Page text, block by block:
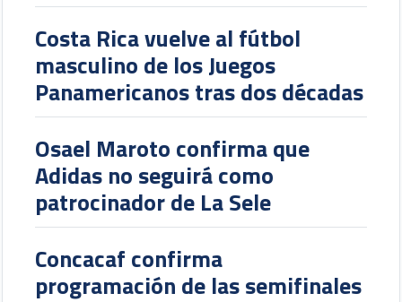
Costa Rica vuelve al fútbol
masculino de los Juegos
Panamericanos tras dos décadas
Osael Maroto confirma que
Adidas no seguirá como
patrocinador de La Sele
Concacaf confirma
programación de las semifinales